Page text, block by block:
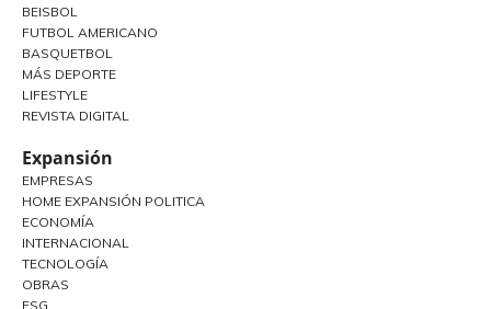
BEISBOL
FUTBOL AMERICANO
BASQUETBOL
MÁS DEPORTE
LIFESTYLE
REVISTA DIGITAL
Expansión
EMPRESAS
HOME EXPANSIÓN POLITICA
ECONOMÍA
INTERNACIONAL
TECNOLOGÍA
OBRAS
ESG